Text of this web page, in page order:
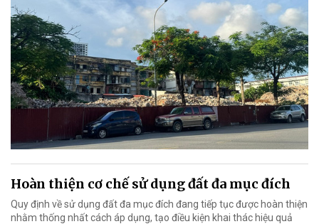
Hoàn thiện cơ chế sử dụng đất đa mục đích
Quy định về sử dụng đất đa mục đích đang tiếp tục được hoàn thiện
nhằm thống nhất cách áp dụng, tạo điều kiện khai thác hiệu quả